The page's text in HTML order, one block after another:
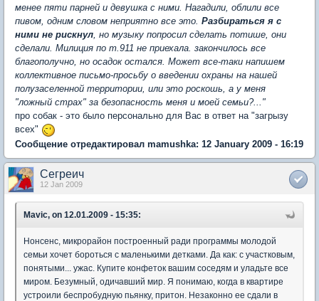
менее пяти парней и девушка с ними. Нагадили, облили все
пивом, одним словом неприятно все это. Разбираться я с
ними не рискнул, но музыку попросил сделать потише, они
сделали. Милиция по т.911 не приехала. закончилось все
благополучно, но осадок остался. Может все-таки напишем
коллективное письмо-просьбу о введении охраны на нашей
полузаселенной территории, или это роскошь, а у меня
"ложный страх" за безопасность меня и моей семьи?..."
про собак - это было персонально для Вас в ответ на "загрызу
всех"
Сообщение отредактировал mamushka: 12 January 2009 - 16:19
Сегреич
12 Jan 2009
Mavic, on 12.01.2009 - 15:35:
Нонсенс, микрорайон построенный ради программы молодой
семьи хочет бороться с маленькими детками. Да как: с участковым,
понятыми... ужас. Купите конфеток вашим соседям и уладьте все
миром. Безумный, одичавший мир. Я понимаю, когда в квартире
устроили беспробудную пьянку, притон. Незаконно ее сдали в